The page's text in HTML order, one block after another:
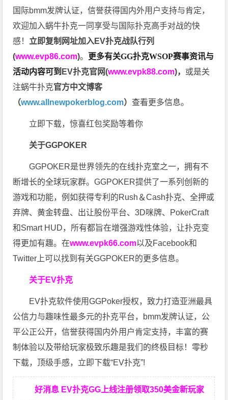
国际bmm发牌认证，信誉获得国内外用户支持与肯定，
欢迎加入蜗牛扑克一同享受与国际扑克高手对战的快
感！ 立即复制网址加入EV扑克战队行列
(www.evp86.com)。 更多有关GG扑克WSOP赛事资讯与
活动内容可到 EV扑克官网(www.evpk88.com)， 或是关
注蜗牛扑克官方中文博客
（www.allnewpokerblog.com）查看更多信息。
立即下载，惊喜红包奖励等着你
关于GGPOKER
GGPOKER是世界领先的在线扑克室之一，拥有不
断增长的全球玩家群。GGPOKER提供了一系列创新的
游戏和功能，例如获得专利的Rush＆Cash扑克、全押或
弃牌、黄金转盘、出让股份平台、3D咪牌、PokerCraft
和Smart HUD，所有都旨在增强游戏性体验，让扑克变
得更加有趣。在www.evpk66.com以及Facebook和
Twitter上可以找到有关GGPOKER的更多信息。
关于EV扑克
EV扑克软件使用GGPoker授权，致力打造亚洲最具
公信力与趣味性最多元的扑克平台，bmm发牌认证，公
平公正公开，信誉获得国内外用户肯定支持，丰富的赛
制体验以及带给玩家极致乐趣是我们的终极目标！零秒
下载，顶级手感，立即下载“EV扑克”!
好消息 EV扑克GG上线注册领取350美金新玩家